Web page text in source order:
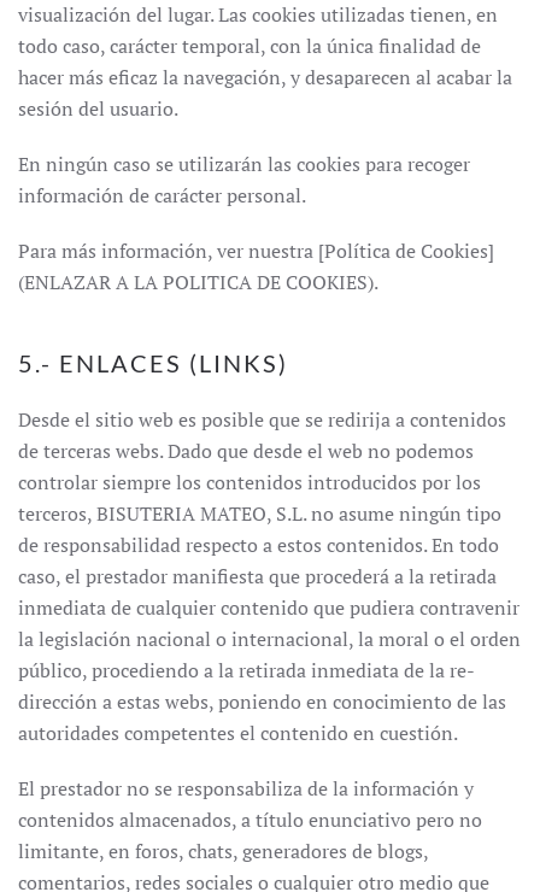
visualización del lugar. Las cookies utilizadas tienen, en
todo caso, carácter temporal, con la única finalidad de
hacer más eficaz la navegación, y desaparecen al acabar la
sesión del usuario.
En ningún caso se utilizarán las cookies para recoger
información de carácter personal.
Para más información, ver nuestra [Política de Cookies]
(ENLAZAR A LA POLITICA DE COOKIES).
5.- ENLACES (LINKS)
Desde el sitio web es posible que se redirija a contenidos
de terceras webs. Dado que desde el web no podemos
controlar siempre los contenidos introducidos por los
terceros, BISUTERIA MATEO, S.L. no asume ningún tipo
de responsabilidad respecto a estos contenidos. En todo
caso, el prestador manifiesta que procederá a la retirada
inmediata de cualquier contenido que pudiera contravenir
la legislación nacional o internacional, la moral o el orden
público, procediendo a la retirada inmediata de la re-
dirección a estas webs, poniendo en conocimiento de las
autoridades competentes el contenido en cuestión.
El prestador no se responsabiliza de la información y
contenidos almacenados, a título enunciativo pero no
limitante, en foros, chats, generadores de blogs,
comentarios, redes sociales o cualquier otro medio que